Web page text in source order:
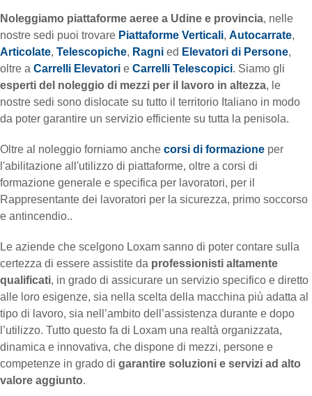
Carrelli telescopici
Carrelli elevatori
Autocarri
Tutto per il cantiere
MOSTRA TUTTO
Richiesta di formazione
Il tuo attestato è valido?
MOSTRA TUTTO
Manutenzione del verde
Eventi
Energie rinnovabili
Montaggi industriali
Logistica
Smaltimento Amianto
Accesso rapido fino a 6 metri
MOSTRA TUTTO
Loxgreen
MINILEASE®
Estero
Assistenza Tecnica
Servizio clienti
Osservatorio Sicurezza
Vendita piattaforme
MOSTRA TUTTO
Chi siamo
Lavora con noi
Certificazioni
Case studies
MOSTRA TUTTO
News
Trova una sede
my.Loxam
Noleggiamo piattaforme aeree a Udine e provincia, nelle
nostre sedi puoi trovare Piattaforme Verticali, Autocarrate,
Articolate, Telescopiche, Ragni ed Elevatori di Persone,
oltre a Carrelli Elevatori e Carrelli Telescopici. Siamo gli
esperti del noleggio di mezzi per il lavoro in altezza, le
nostre sedi sono dislocate su tutto il territorio Italiano in modo
da poter garantire un servizio efficiente su tutta la penisola.
Oltre al noleggio forniamo anche corsi di formazione per
l'abilitazione all'utilizzo di piattaforme, oltre a corsi di
formazione generale e specifica per lavoratori, per il
Rappresentante dei lavoratori per la sicurezza, primo soccorso
e antincendio..
Le aziende che scelgono Loxam sanno di poter contare sulla
certezza di essere assistite da professionisti altamente
qualificati, in grado di assicurare un servizio specifico e diretto
alle loro esigenze, sia nella scelta della macchina più adatta al
tipo di lavoro, sia nell’ambito dell’assistenza durante e dopo
l’utilizzo. Tutto questo fa di Loxam una realtà organizzata,
dinamica e innovativa, che dispone di mezzi, persone e
competenze in grado di garantire soluzioni e servizi ad alto
valore aggiunto.